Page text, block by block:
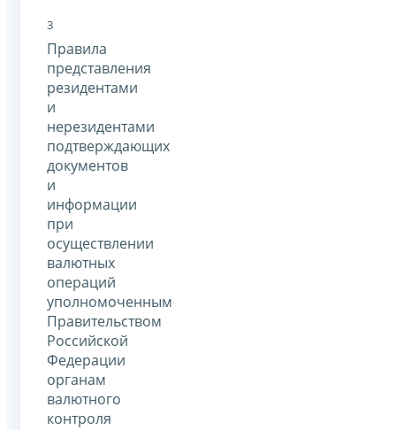
3
Правила
представления
резидентами
и
нерезидентами
подтверждающих
документов
и
информации
при
осуществлении
валютных
операций
уполномоченным
Правительством
Российской
Федерации
органам
валютного
контроля